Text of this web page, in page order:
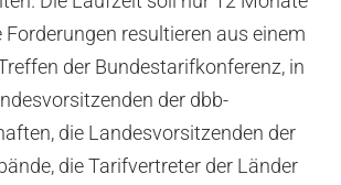
Forderungen resultieren aus einem
der Bundestarifkonferenz, in
der dbb-
die Landesvorsitzenden der
die Tarifvertreter der Länder